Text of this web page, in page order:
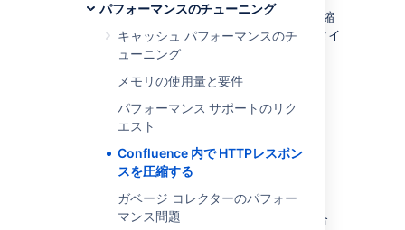
パフォーマンスのチューニング
キャッシュ パフォーマンスのチ
ューニング
メモリの使用量と要件
パフォーマンス サポートのリク
エスト
Confluence 内で HTTPレスポン
スを圧縮する
ガベージ コレクターのパフォー
マンス問題
Confluence 内のどのタイプのコンテンツを圧縮
するか設定できます。既定では、次の mime タイ
プが圧縮されます。
テキスト/ html テキスト
javascript
テキスト / css
text/plain
アプリケーション / x-javascript
アプリケーション / javascript
圧縮するコンテンツのタイプを変更したい場合